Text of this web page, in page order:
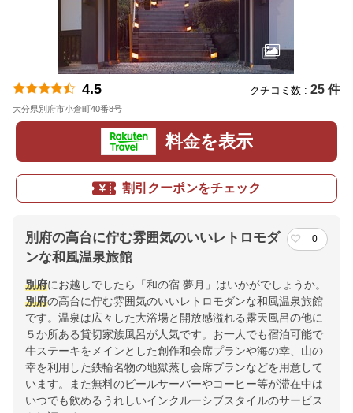
4.5 クチコミ数 : 25 件
大分県別府市小倉町40番8号
料金を表示
割引クーポンをチェック
別府の高台に佇む雰囲気のいいレトロモダ
ンな和風温泉旅館
0
別府にお越しでしたら「和の宿 夢月」はいかがでしょうか。
別府の高台に佇む雰囲気のいいレトロモダンな和風温泉旅館
です。温泉は広々した大浴場と開放感溢れる露天風呂の他に
５か所ある貸切家族風呂が人気です。お一人でも宿泊可能で
牛ステーキをメインとした創作和会席プランや海の幸、山の
幸を利用した鉄輪名物の地獄蒸し会席プランなどを用意して
います。また無料のビールサーバーやコーヒー等が滞在中は
いつでも飲めるうれしいインクルーシブスタイルのサービス